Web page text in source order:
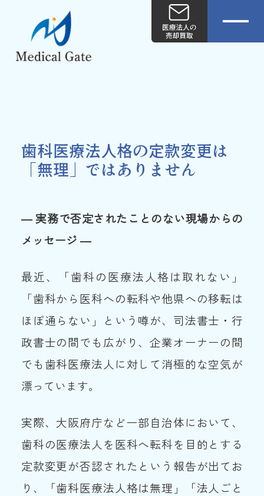
歯科医療法人格の定款変更は
「無理」ではありません
― 実務で否定されたことのない現場からの
メッセージ ―
最近、「歯科の医療法人格は取れない」
「歯科から医科への転科や他県への移転は
ほぼ通らない」という噂が、司法書士・行
政書士の間でも広がり、企業オーナーの間
でも歯科医療法人に対して消極的な空気が
漂っています。
実際、大阪府庁など一部自治体において、
歯科の医療法人を医科へ転科を目的とする
定款変更が否認されたという報告が出てお
り、「歯科医療法人格は無理」「法人ごと